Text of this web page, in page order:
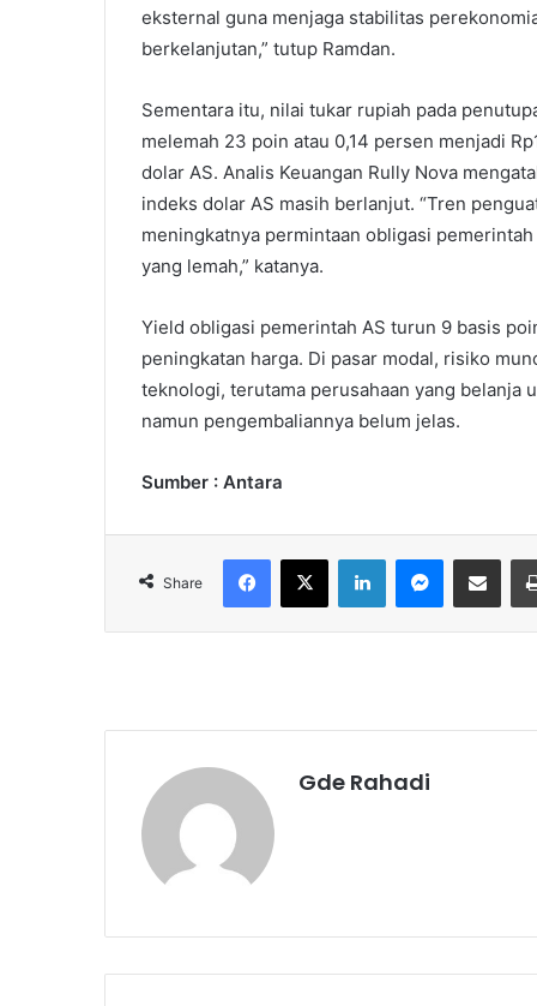
eksternal guna menjaga stabilitas
berkelanjutan,” tutup Ramdan.
Sementara itu, nilai tukar rupiah pada
melemah 23 poin atau 0,14 persen menjadi
dolar AS. Analis Keuangan Rully Nova
indeks dolar AS masih berlanjut. “Tren
meningkatnya permintaan obligasi
yang lemah,” katanya.
Yield obligasi pemerintah AS turun 9 basis
peningkatan harga. Di pasar modal, risiko
teknologi, terutama perusahaan yang belanja
namun pengembaliannya belum jelas.
Sumber : Antara
Share
Gde Rahadi